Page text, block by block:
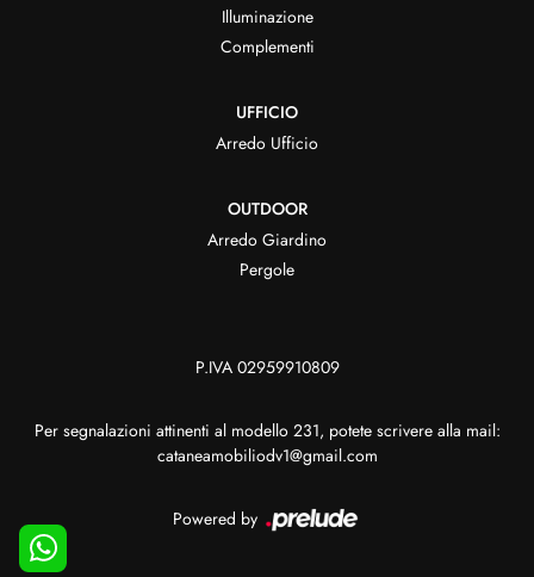
Illuminazione
Complementi
UFFICIO
Arredo Ufficio
OUTDOOR
Arredo Giardino
Pergole
P.IVA 02959910809
Per segnalazioni attinenti al modello 231, potete scrivere alla mail:
cataneamobiliodv1@gmail.com
Powered by